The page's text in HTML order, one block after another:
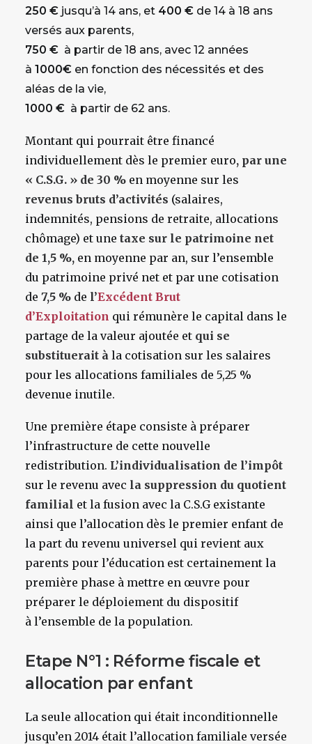
250 € jusqu’à 14 ans, et 400 € de 14 à 18 ans
versés aux parents,
750 € à partir de 18 ans, avec 12 années
à 1000€ en fonction des nécessités et des
aléas de la vie,
1000 € à partir de 62 ans.
Montant qui pourrait être financé
individuellement dès le premier euro, par une
« C.S.G. » de 30 % en moyenne sur les
revenus bruts d’activités (salaires,
indemnités, pensions de retraite, allocations
chômage) et une taxe sur le patrimoine net
de 1,5 %, en moyenne par an, sur l’ensemble
du patrimoine privé net et par une cotisation
de 7,5 % de l’Excédent Brut
d’Exploitation qui rémunère le capital dans le
partage de la valeur ajoutée et qui se
substituerait à la cotisation sur les salaires
pour les allocations familiales de 5,25 %
devenue inutile.
Une première étape consiste à préparer
l’infrastructure de cette nouvelle
redistribution. L’individualisation de l’impôt
sur le revenu avec la suppression du quotient
familial et la fusion avec la C.S.G existante
ainsi que l’allocation dès le premier enfant de
la part du revenu universel qui revient aux
parents pour l’éducation est certainement la
première phase à mettre en œuvre pour
préparer le déploiement du dispositif
à l’ensemble de la population.
Etape N°1 : Réforme fiscale et
allocation par enfant
La seule allocation qui était inconditionnelle
jusqu’en 2014 était l’allocation familiale versée